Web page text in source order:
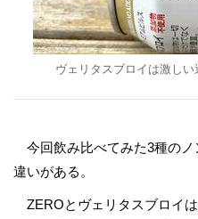
ヴェリタスブロイは激し
今回飲み比べてみた3種のノ
違いがある。
ZEROとヴェリタスブロイ